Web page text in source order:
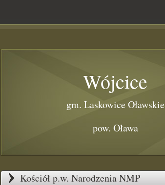
Wójcice
gm. Laskowice Oławskie
pow. Oława
Kościół p.w. Narodzenia NMP